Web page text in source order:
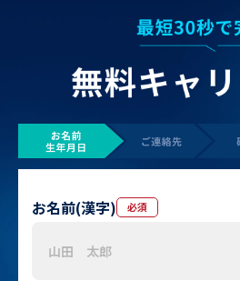
お名前(漢字) 必須